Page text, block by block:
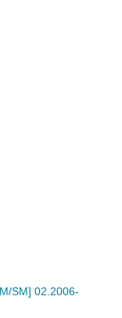
SM] 02.2006-